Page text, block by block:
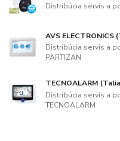
Distribúcia servis a
AVS ELECTRONICS
Distribúcia servis a
PARTIZAN
TECNOALARM
Distribúcia servis a
TECNOALARM